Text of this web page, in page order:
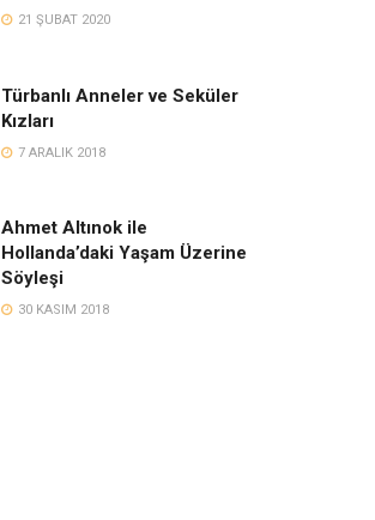
21 ŞUBAT 2020
Türbanlı Anneler ve Seküler
Kızları
7 ARALIK 2018
Ahmet Altınok ile
Hollanda’daki Yaşam Üzerine
Söyleşi
30 KASIM 2018